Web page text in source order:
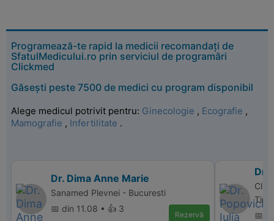
Programează-te rapid la medicii recomandați de
SfatulMedicului.ro prin serviciul de programări
Clickmed
Găsești peste 7500 de medici cu program disponibil
Alege medicul potrivit pentru: Ginecologie , Ecografie ,
Mamografie , Infertilitate .
Dr. Dima Anne Marie
Sanamed Plevnei - Bucuresti
📅 din 11.08 • 👍 3
Rezervă
Dr.
📅